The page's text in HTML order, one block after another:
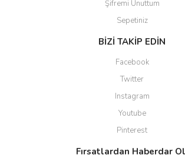
Şifremi Unuttum
Sepetiniz
BİZİ TAKİP EDİN
Facebook
Twitter
Instagram
Youtube
Pinterest
Fırsatlardan Haberdar